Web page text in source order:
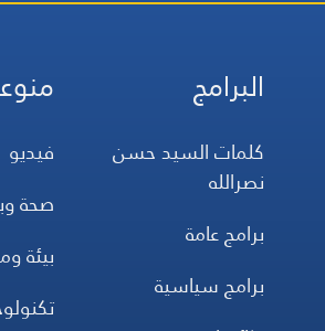
البرامج
كلمات السيد حسن
نصرالله
برامج عامة
برامج سياسية
فيديو
صحة
بيئة